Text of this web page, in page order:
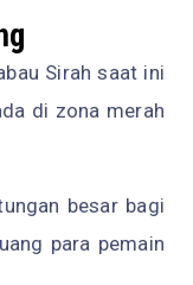
Sirah saat ini
di zona merah
besar bagi
para pemain